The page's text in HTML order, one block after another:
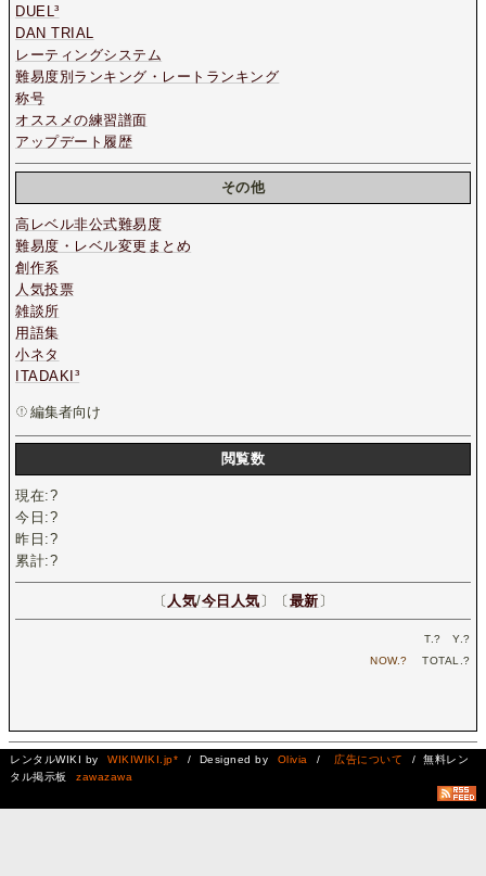
DUEL³
DAN TRIAL
レーティングシステム
難易度別ランキング・レートランキング
称号
オススメの練習譜面
アップデート履歴
その他
高レベル非公式難易度
難易度・レベル変更まとめ
創作系
人気投票
雑談所
用語集
小ネタ
ITADAKI³
編集者向け
閲覧数
現在:?
今日:?
昨日:?
累計:?
〔 人気/今日人気〕〔最新〕
T.? Y.?
NOW.? TOTAL.?
レンタルWIKI by WIKIWIKI.jp* / Designed by Olivia / 広告について
/ 無料レン
タル掲示板
zawazawa